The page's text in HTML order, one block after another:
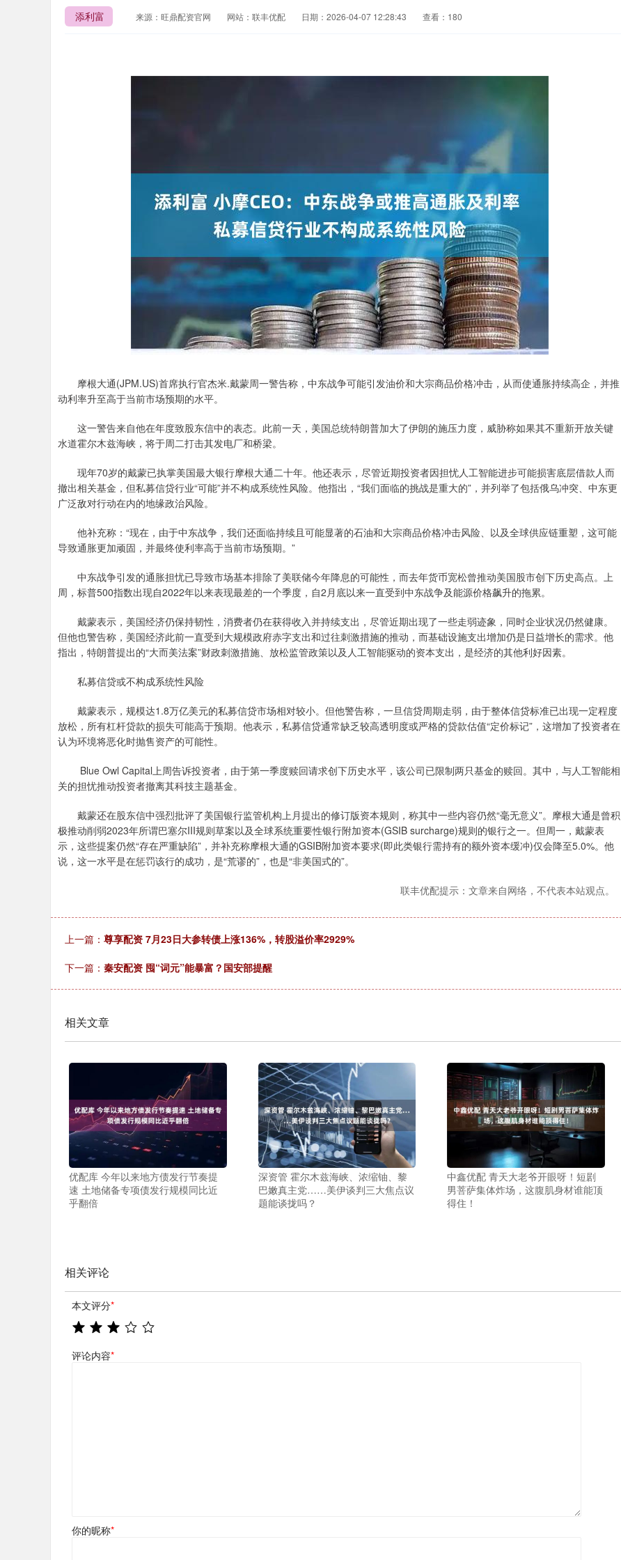
添利富 来源：旺鼎配资官网 网站：联丰优配 日期：2026-04-07 12:28:43 查看：180
摩根大通(JPM.US)首席执行官杰米.戴蒙周一警告称，中东战争可能引发油价和大宗商品价格冲击，从而使通胀持续高企，并推
动利率升至高于当前市场预期的水平。
这一警告来自他在年度致股东信中的表态。此前一天，美国总统特朗普加大了伊朗的施压力度，威胁称如果其不重新开放关键
水道霍尔木兹海峡，将于周二打击其发电厂和桥梁。
现年70岁的戴蒙已执掌美国最大银行摩根大通二十年。他还表示，尽管近期投资者因担忧人工智能进步可能损害底层借款人而
撤出相关基金，但私募信贷行业“可能”并不构成系统性风险。他指出，“我们面临的挑战是重大的”，并列举了包括俄乌冲突、中东更
广泛敌对行动在内的地缘政治风险。
他补充称：“现在，由于中东战争，我们还面临持续且可能显著的石油和大宗商品价格冲击风险、以及全球供应链重塑，这可能
导致通胀更加顽固，并最终使利率高于当前市场预期。”
中东战争引发的通胀担忧已导致市场基本排除了美联储今年降息的可能性，而去年货币宽松曾推动美国股市创下历史高点。上
周，标普500指数出现自2022年以来表现最差的一个季度，自2月底以来一直受到中东战争及能源价格飙升的拖累。
戴蒙表示，美国经济仍保持韧性，消费者仍在获得收入并持续支出，尽管近期出现了一些走弱迹象，同时企业状况仍然健康。
但他也警告称，美国经济此前一直受到大规模政府赤字支出和过往刺激措施的推动，而基础设施支出增加仍是日益增长的需求。他
指出，特朗普提出的“大而美法案”财政刺激措施、放松监管政策以及人工智能驱动的资本支出，是经济的其他利好因素。
私募信贷或不构成系统性风险
戴蒙表示，规模达1.8万亿美元的私募信贷市场相对较小。但他警告称，一旦信贷周期走弱，由于整体信贷标准已出现一定程度
放松，所有杠杆贷款的损失可能高于预期。他表示，私募信贷通常缺乏较高透明度或严格的贷款估值“定价标记”，这增加了投资者在
认为环境将恶化时抛售资产的可能性。
Blue Owl Capital上周告诉投资者，由于第一季度赎回请求创下历史水平，该公司已限制两只基金的赎回。其中，与人工智能相
关的担忧推动投资者撤离其科技主题基金。
戴蒙还在股东信中强烈批评了美国银行监管机构上月提出的修订版资本规则，称其中一些内容仍然“毫无意义”。摩根大通是曾积
极推动削弱2023年所谓巴塞尔III规则草案以及全球系统重要性银行附加资本(GSIB surcharge)规则的银行之一。但周一，戴蒙表
示，这些提案仍然“存在严重缺陷”，并补充称摩根大通的GSIB附加资本要求(即此类银行需持有的额外资本缓冲)仅会降至5.0%。他
说，这一水平是在惩罚该行的成功，是“荒谬的”，也是“非美国式的”。
联丰优配提示：文章来自网络，不代表本站观点。
上一篇： 尊享配资 7月23日大参转债上涨136%，转股溢价率2929%
下一篇： 秦安配资 囤“词元”能暴富？国安部提醒
相关文章
优配库 今年以来地方债发行节奏提
速 土地储备专项债发行规模同比近
乎翻倍
深资管 霍尔木兹海峡、浓缩铀、黎
巴嫩真主党……美伊谈判三大焦点议
题能谈拢吗？
中鑫优配 青天大老爷开眼呀！短剧
男菩萨集体炸场，这腹肌身材谁能顶
得住！
相关评论
本文评分*
评论内容*
你的昵称*